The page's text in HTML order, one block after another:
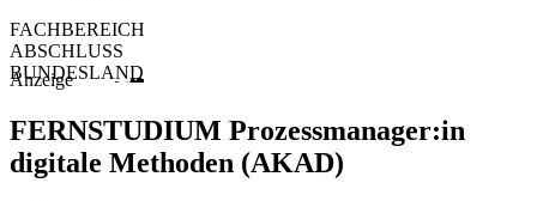
FACHBEREICH
ABSCHLUSS
BUNDESLAND
Anzeige
FERNSTUDIUM Prozessmanager:in
digitale Methoden (AKAD)